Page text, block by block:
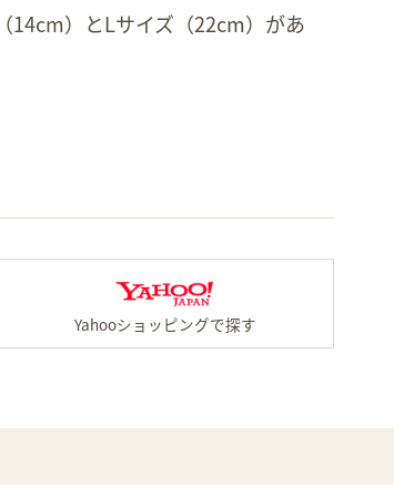
（14cm）とLサイズ（22cm）があ
の「モッド・キッカー スパ・ストライ